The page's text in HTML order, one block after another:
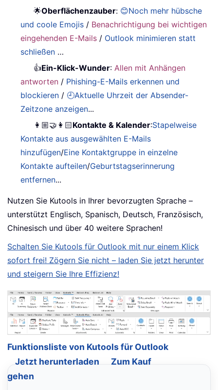
🌟Oberflächenzauber: 😊Noch mehr hübsche
und coole Emojis / Benachrichtigung bei wichtigen
eingehenden E-Mails / Outlook minimieren statt
schließen …
👍Ein-Klick-Wunder: Allen mit Anhängen
antworten / Phishing-E-Mails erkennen und
blockieren / 🕘Aktuelle Uhrzeit der Absender-
Zeitzone anzeigen...
👩🏼‍🤝‍👩🏻Kontakte & Kalender:Stapelweise
Kontakte aus ausgewählten E-Mails
hinzufügen/Eine Kontaktgruppe in einzelne
Kontakte aufteilen/Geburtstagserinnerung
entfernen...
Nutzen Sie Kutools in Ihrer bevorzugten Sprache –
unterstützt Englisch, Spanisch, Deutsch, Französisch,
Chinesisch und über 40 weitere Sprachen!
Schalten Sie Kutools für Outlook mit nur einem Klick
sofort frei! Zögern Sie nicht – laden Sie jetzt herunter
und steigern Sie Ihre Effizienz!
Funktionsliste von Kutools für Outlook
Jetzt herunterladen
Zum Kauf
gehen